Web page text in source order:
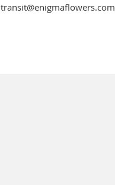
transit@enigmaflowers.com